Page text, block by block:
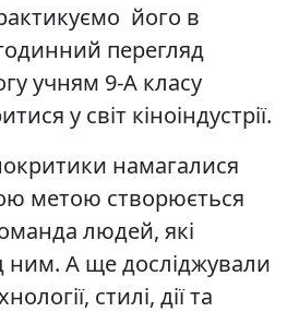
його в
перегляд
учням 9-А класу
у світ кіноіндустрії.
намагалися
метою створюється
людей, які
А ще досліджували
стилі, дії та